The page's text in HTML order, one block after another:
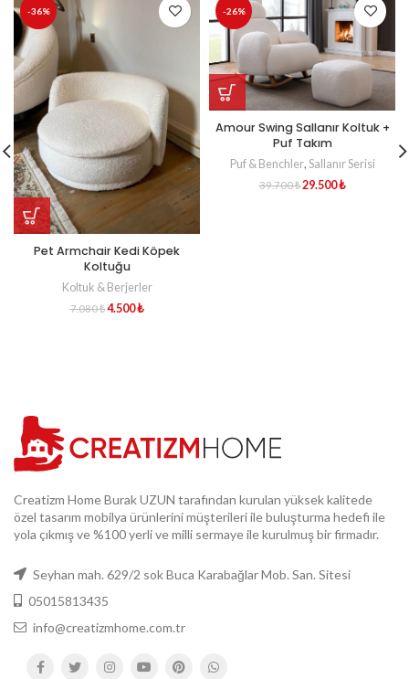
-36%
Pet Armchair Kedi Köpek
Koltuğu
Koltuk & Berjerler
7.080₺4.500₺
-26%
Amour Swing Sallanır Koltuk +
Puf Takım
Puf & Benchler, Sallanır Serisi
39.700₺29.500₺
Creatizm Home Burak UZUN tarafından kurulan yüksek kalitede
özel tasarım mobilya ürünlerini müşterileri ile buluşturma hedefi ile
yola çıkmış ve %100 yerli ve milli sermaye ile kurulmuş bir firmadır.
Seyhan mah. 629/2 sok Buca Karabağlar Mob. San. Sitesi
05015813435
info@creatizmhome.com.tr